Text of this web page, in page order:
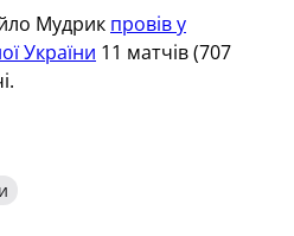
Мудрик провів у
України 11 матчів (707